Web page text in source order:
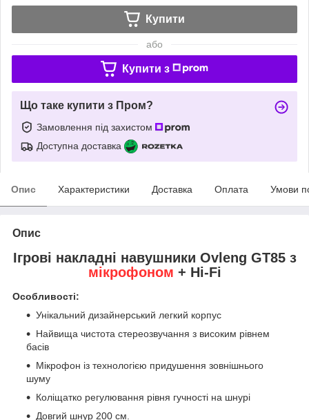
Купити
або
Купити з
Що таке купити з Пром?
Замовлення під захистом
Доступна доставка
Опис Характеристики Доставка Оплата Умови
Опис
Ігрові накладні навушники Ovleng GT85 з
мікрофоном + Hi-Fi
Особливості:
Унікальний дизайнерський легкий корпус
Найвища чистота стереозвучання з високим рівнем
басів
Мікрофон із технологією придушення зовнішнього
шуму
Коліщатко регулювання рівня гучності на шнурі
Довгий шнур 200 см.